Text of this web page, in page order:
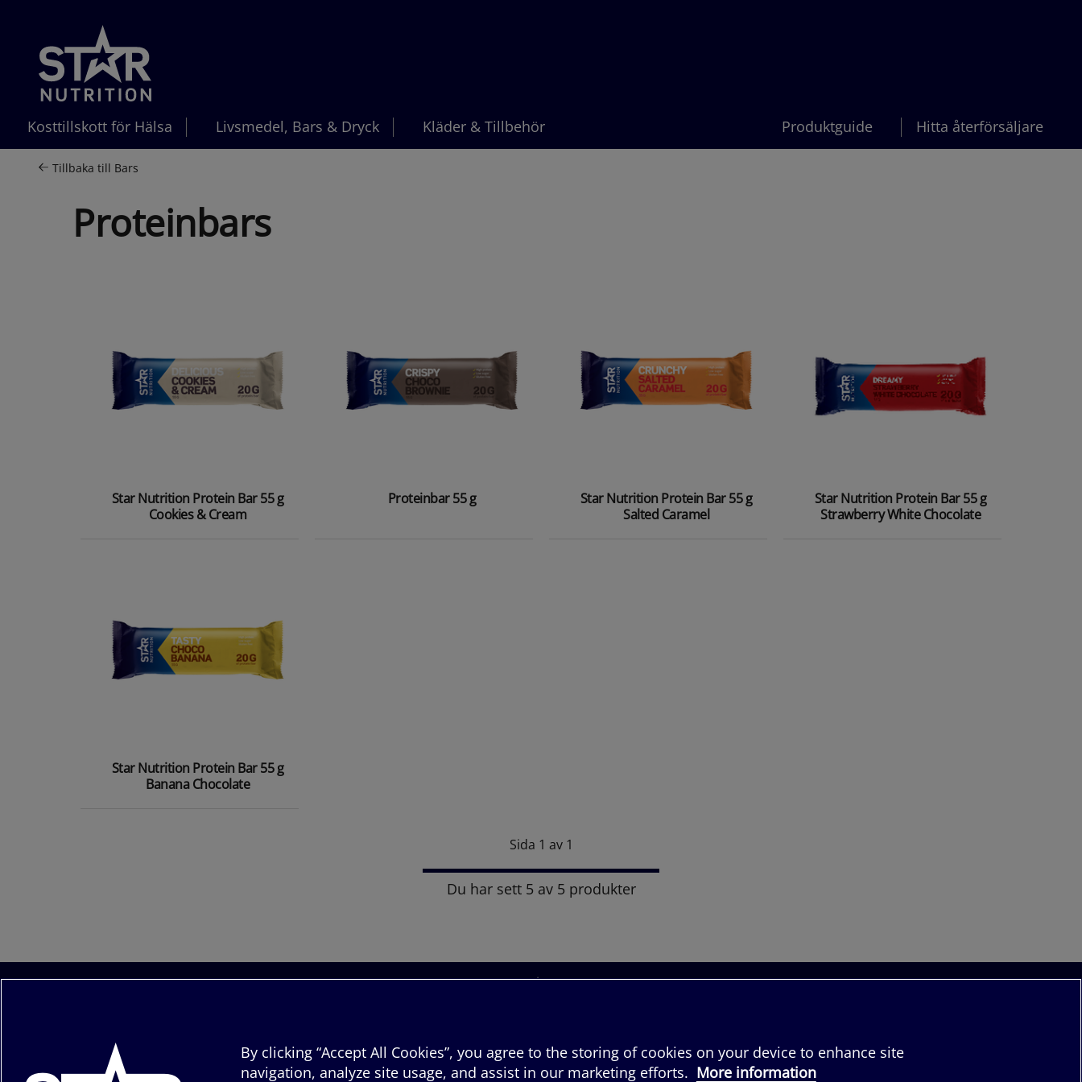
Kosttillskott för Hälsa Livsmedel, Bars & Dryck Kläder & Tillbehör Produktguide Hitta återförsäljare
Tillbaka till Bars
Proteinbars
Star Nutrition Protein Bar 55 g
Cookies & Cream
Proteinbar 55 g
Star Nutrition Protein Bar 55 g
Salted Caramel
Star Nutrition Protein Bar 55 g
Strawberry White Chocolate
Star Nutrition Protein Bar 55 g
Banana Chocolate
Sida 1 av 1
Du har sett 5 av 5 produkter
By clicking “Accept All Cookies”, you agree to the storing of cookies on your device to enhance site
navigation, analyze site usage, and assist in our marketing efforts. More information